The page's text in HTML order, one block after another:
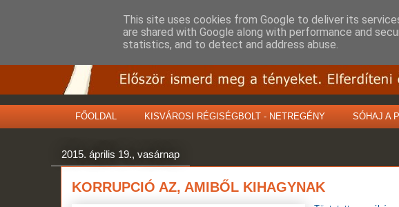
FŐOLDAL KISVÁROSI RÉGISÉGBOLT - NETREGÉNY SÓHAJ A
2015. április 19., vasárnap
KORRUPCIÓ AZ, AMIBŐL KIHAGYNAK
This site uses cookies from Google to deliver its
are shared with Google along with performance and
statistics, and to detect and address abuse.